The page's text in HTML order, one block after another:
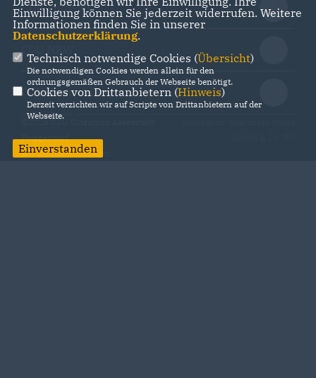
CDU Münster
CDU NRW
CDU Deutschlands
@2026 CDU Ortsunion Aaseestadt-
Pluggendorf
Alle Rechte vorbehalten.
Einwilligung können Sie jederzeit widerrufen. Weitere
Informationen finden Sie in unserer
Datenschutzerklärung.
Technisch notwendige Cookies (Übersicht)
Die notwendigen Cookies werden allein für den
ordnungsgemäßen Gebrauch der Webseite benötigt.
Cookies von Drittanbietern (Hinweis)
Derzeit verzichten wir auf Scripte von Drittanbietern auf der
Webseite.
Einverstanden